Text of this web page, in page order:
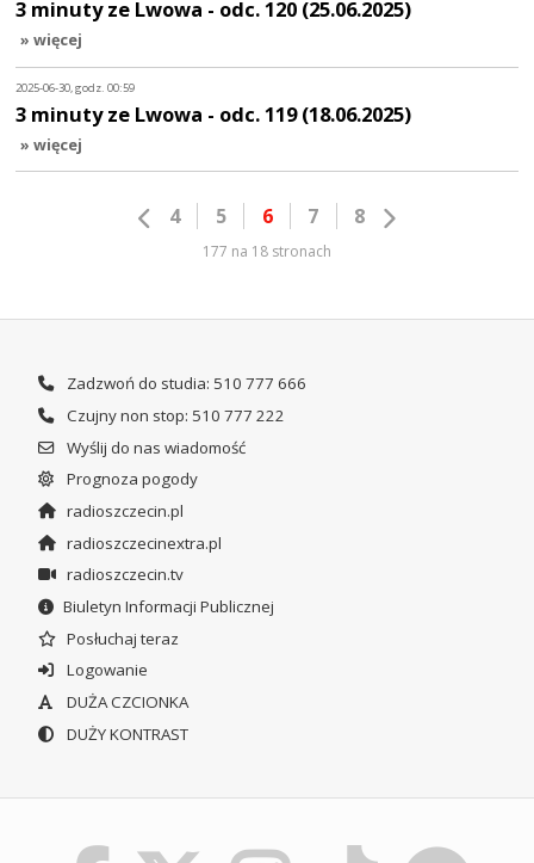
3 minuty ze Lwowa - odc. 120 (25.06.2025)
» więcej
2025-06-30, godz. 00:59
3 minuty ze Lwowa - odc. 119 (18.06.2025)
» więcej
4 5 6 7 8
177 na 18 stronach
Zadzwoń do studia: 510 777 666
Czujny non stop: 510 777 222
Wyślij do nas wiadomość
Prognoza pogody
radioszczecin.pl
radioszczecinextra.pl
radioszczecin.tv
Biuletyn Informacji Publicznej
Posłuchaj teraz
Logowanie
DUŻA CZCIONKA
DUŻY KONTRAST